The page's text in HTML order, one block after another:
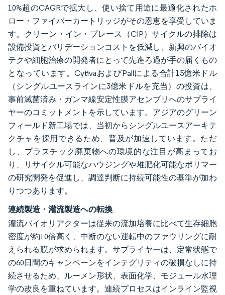
10%超のCAGRで拡大し、使い捨て用途に最適化されたホ
ロー・ファイバーカートリッジがその恩恵を享受していま
す。クリーン・イン・プレース（CIP）サイクルの排除は
設備投資とバリデーションコストを低減し、新興のバイオ
テクや細胞治療の開発者にとって先進ろ過が手の届くもの
となっています。CytivаおよびPallによる合計15億米ドル
（シングルユースラインに3億米ドルを充当）の投資は、
事前滅菌済み・ガンマ線安定性膜アセンブリへのサプライ
ヤーのコミットメントを示しています。アジアのグリーン
フィールド新工場では、当初からシングルユースアーキテ
クチャを採用できるため、普及が加速しています。ただ
し、プラスチック廃棄物への環境的な注目が高まってお
り、リサイクル可能なハウジングや堆肥化可能なポリマー
の研究開発を促進し、調達判断に持続可能性の基準が加わ
りつつあります。
連続製造・灌流製造への転換
灌流バイオリアクターは従来の流加培養に比べて生存細胞
密度が約10倍高く、中断のない運転中のファウリングに耐
えられる膜が求められます。サプライヤーは、定常状態で
の60日間のキャンペーンをインテグリティの破損なしに持
続させるため、ルーメン形状、表面化学、モジュール水理
学の改良を重ねています。連続プロセスはインライン監視